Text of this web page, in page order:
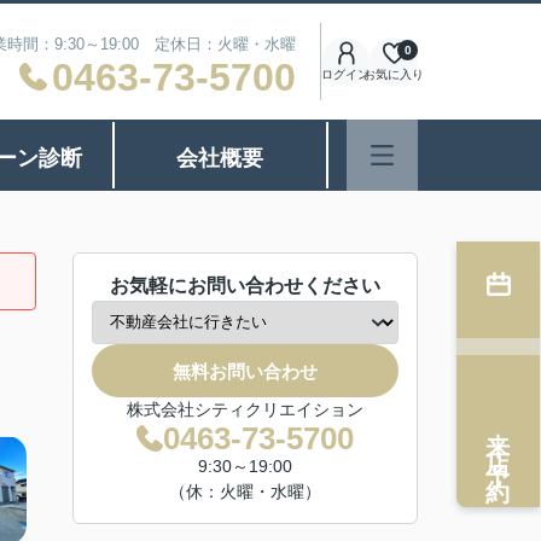
時間：9:30～19:00 定休日：火曜・水曜
0463-73-5700 ログインお気に入り
0
ン診断 会社概要
お気軽にお問い合わせください
無料お問い合わせ
株式会社シティクリエイション
0463-73-5700
9:30～19:00
（休：火曜・水曜）
来店予約